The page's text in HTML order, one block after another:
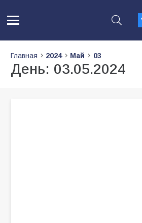
Главная 2024 Май 03
День: 03.05.2024